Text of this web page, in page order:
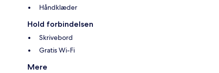
Håndklæder
Hold forbindelsen
Skrivebord
Gratis Wi-Fi
Mere